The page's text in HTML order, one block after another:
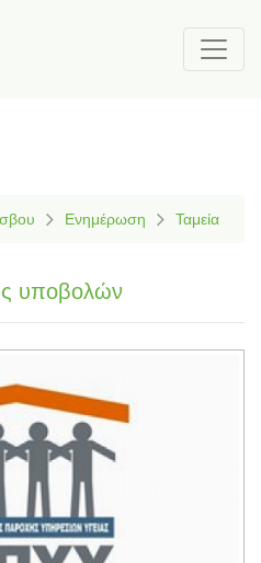
Ενημέρωση Ταμεία
υποβολών